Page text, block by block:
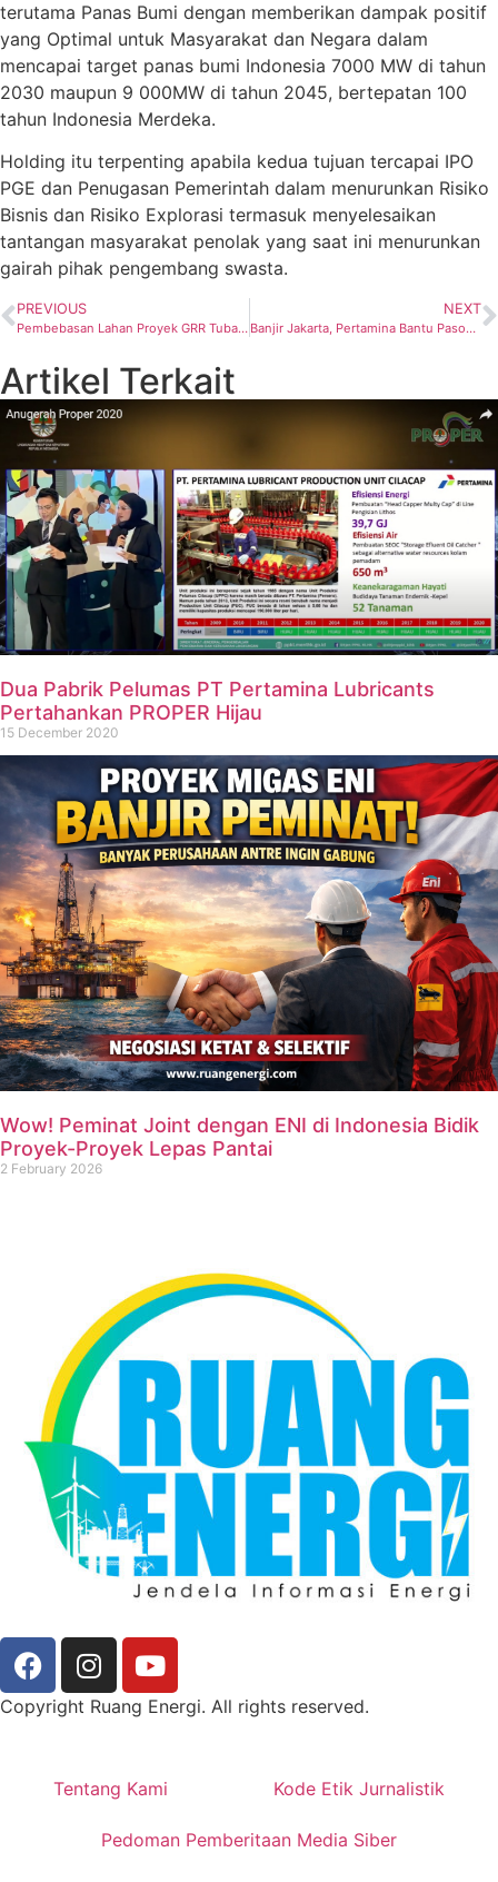
terutama Panas Bumi dengan memberikan dampak positif
yang Optimal untuk Masyarakat dan Negara dalam
mencapai target panas bumi Indonesia 7000 MW di tahun
2030 maupun 9 000MW di tahun 2045, bertepatan 100
tahun Indonesia Merdeka.
Holding itu terpenting apabila kedua tujuan tercapai IPO
PGE dan Penugasan Pemerintah dalam menurunkan Risiko
Bisnis dan Risiko Explorasi termasuk menyelesaikan
tantangan masyarakat penolak yang saat ini menurunkan
gairah pihak pengembang swasta.
PREVIOUS
Pembebasan Lahan Proyek GRR Tuban sudah 99%
NEXT
Banjir Jakarta, Pertamina Bantu Pasok Bright Gas ke Dapur Umum
Artikel Terkait
Dua Pabrik Pelumas PT Pertamina Lubricants
Pertahankan PROPER Hijau
15 December 2020
Wow! Peminat Joint dengan ENI di Indonesia Bidik
Proyek-Proyek Lepas Pantai
2 February 2026
Copyright Ruang Energi. All rights reserved.
Tentang Kami Kode Etik Jurnalistik
Pedoman Pemberitaan Media Siber